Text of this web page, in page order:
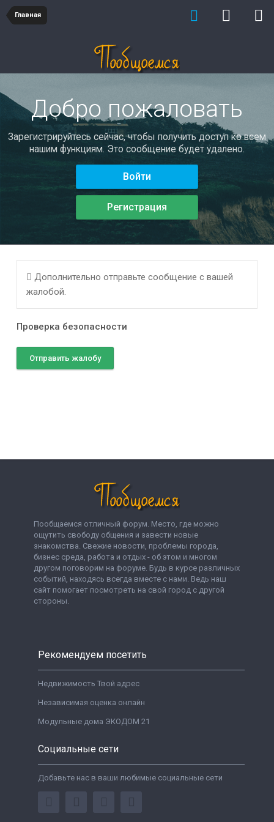
Главная
Добро пожаловать
Зарегистрируйтесь сейчас, чтобы получить доступ ко всем
нашим функциям. Это сообщение будет удалено.
Войти
Регистрация
Дополнительно отправьте сообщение с вашей
жалобой.
Проверка безопасности
Отправить жалобу
Пообщаемся отличный форум. Место, где можно
ощутить свободу общения и завести новые
знакомства. Свежие новости, проблемы города,
бизнес среда, работа и отдых - об этом и многом
другом поговорим на форуме. Будь в курсе различных
событий, находясь всегда вместе с нами. Ведь наш
сайт помогает посмотреть на свой город с другой
стороны.
Рекомендуем посетить
Недвижимость Твой адрес
Независимая оценка онлайн
Модульные дома ЭКОДОМ 21
Социальные сети
Добавьте нас в ваши любимые социальные сети